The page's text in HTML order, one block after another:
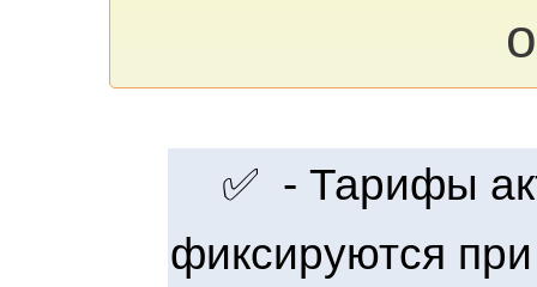
✅ - Тарифы
фиксируются